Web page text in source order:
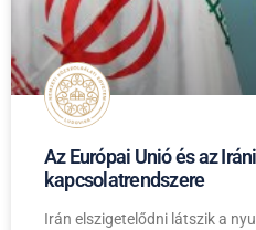
Az Európai Unió és az
kapcsolatrendszere
Irán elszigetelődni látszik a